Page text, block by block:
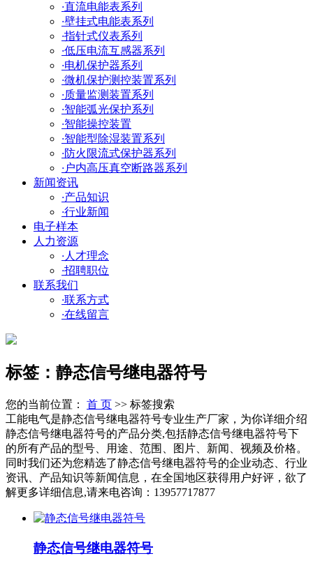
·直流电能表系列
·壁挂式电能表系列
·指针式仪表系列
·低压电流互感器系列
·电机保护器系列
·微机保护测控装置系列
·质量监测装置系列
·智能弧光保护系列
·智能操控装置
·智能型除湿装置系列
·防火限流式保护器系列
· 户内高压真空断路器系列
新闻资讯
·产品知识
·行业新闻
电子样本
人力资源
· 人才理念
·招聘职位
联系我们
·联系方式
·在线留言
标签：静态信号继电器符号
您的当前位置： 首 页 >> 标签搜索
工能电气是静态信号继电器符号专业生产厂家，为你详细介绍
静态信号继电器符号的产品分类,包括静态信号继电器符号下
的所有产品的型号、用途、范围、图片、新闻、视频及价格。
同时我们还为您精选了静态信号继电器符号的企业动态、行业
资讯、产品知识等新闻信息，在全国地区获得用户好评，欲了
解更多详细信息,请来电咨询：13957717877
静态信号继电器符号